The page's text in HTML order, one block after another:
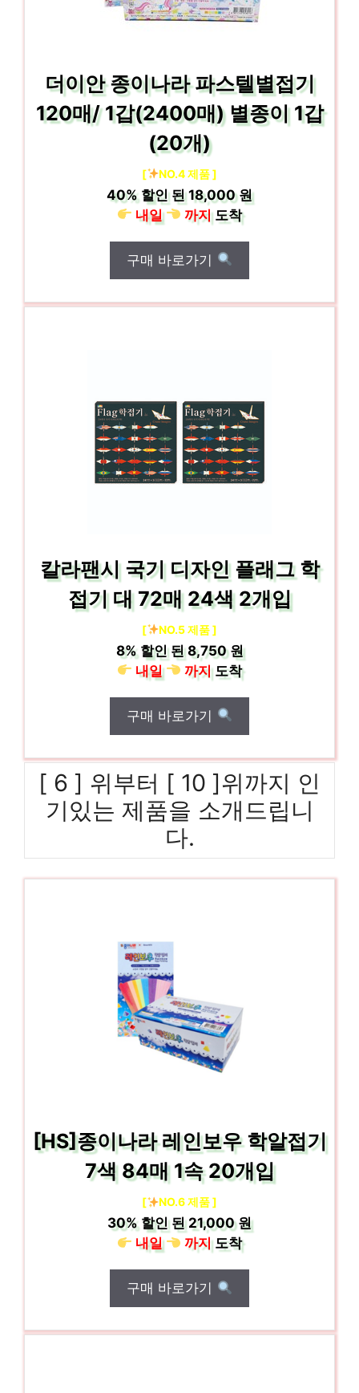
더이안 종이나라 파스텔별접기
120매/ 1갑(2400매) 별종이 1갑
(20개)
[ NO.4 제품 ]
40% 할인 된18,000 원
내일
까지도착
구매 바로가기
칼라팬시 국기 디자인 플래그 학
접기 대 72매 24색 2개입
[ NO.5 제품 ]
8%할인 된8,750 원
내일
까지도착
구매 바로가기
[ 6 ] 위부터 [ 10 ]위까지 인
기있는 제품을 소개드립니
다.
[HS]종이나라 레인보우 학알접기
7색 84매 1속 20개입
[ NO.6 제품 ]
30%할인 된21,000 원
내일
까지도착
구매 바로가기